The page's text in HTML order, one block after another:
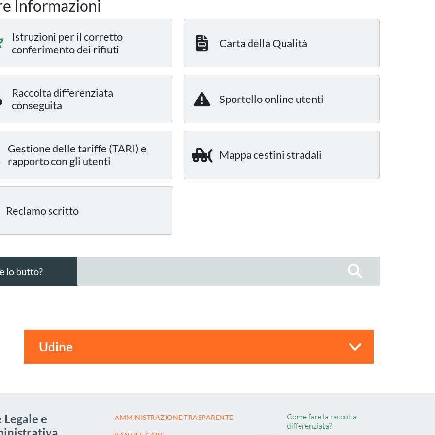
Informazioni
Istruzioni per il corretto
conferimento dei rifiuti
Carta della Qualità
Raccolta differenziata
conseguita
Sportello online utenti
Gestione delle tariffe (TARI) e
rapporto con gli utenti
Mappa cestini stradali
Reclamo scritto
lo butto?
Legale e
AMMINISTRAZIONE TRASPARENTE
Come fare la raccolta
differenziata?